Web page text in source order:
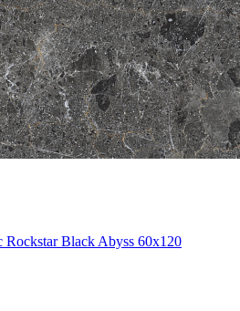
Black Abyss 60x120